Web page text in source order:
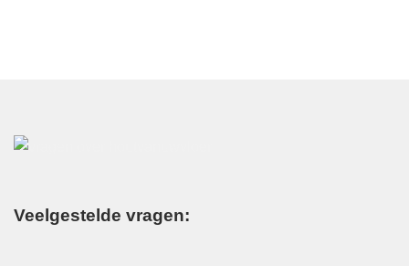
Veelgestelde vragen: